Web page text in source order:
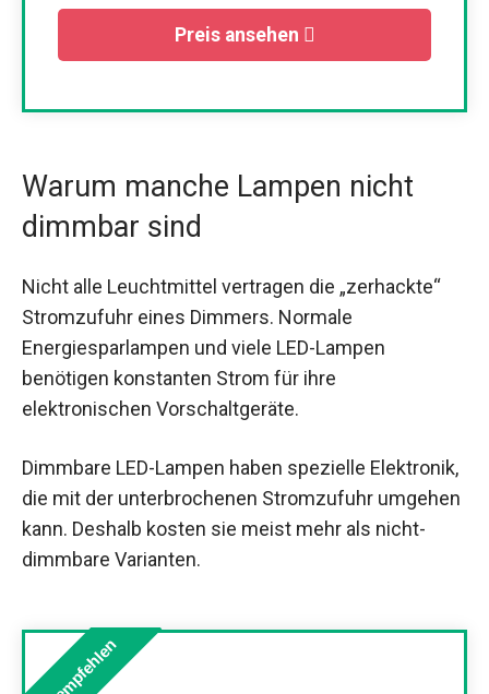
Preis ansehen
Warum manche Lampen nicht
dimmbar sind
Nicht alle Leuchtmittel vertragen die „zerhackte“
Stromzufuhr eines Dimmers. Normale
Energiesparlampen und viele LED-Lampen
benötigen konstanten Strom für ihre
elektronischen Vorschaltgeräte.
Dimmbare LED-Lampen haben spezielle Elektronik,
die mit der unterbrochenen Stromzufuhr umgehen
kann. Deshalb kosten sie meist mehr als nicht-
dimmbare Varianten.